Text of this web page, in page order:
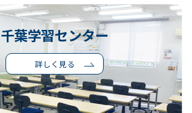
千葉学習センター
詳しく見る